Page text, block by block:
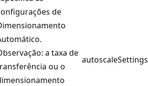
de
a taxa de
ou o
autoscaleSettings